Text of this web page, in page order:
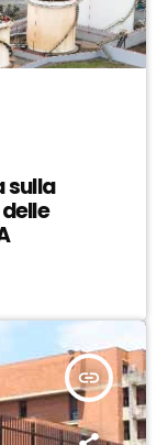
sulla
insert_link